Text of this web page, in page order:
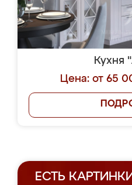
Кухня
Цена: от 65
ЕСТЬ